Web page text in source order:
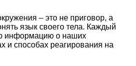
– это не приговор, а
язык своего тела. Каждый
информацию о наших
и способах реагирования на